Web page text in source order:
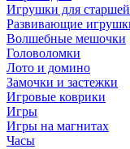
Игрушки для
Развивающие
Волшебные мешочки
Головоломки
Лото и домино
Замочки и застежки
Игровые коврики
Игры
Игры на магнитах
Часы